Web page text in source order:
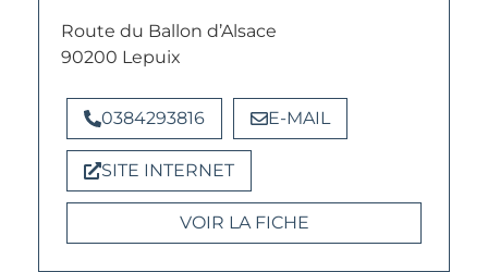
Route du Ballon d’Alsace
90200 Lepuix
0384293816 E-MAIL
SITE INTERNET
VOIR LA FICHE